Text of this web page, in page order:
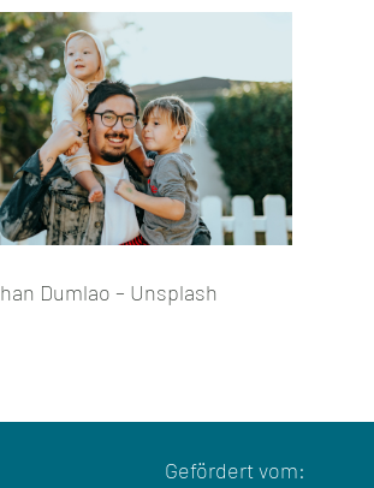
Dumlao – Unsplash
Gefördert vom: